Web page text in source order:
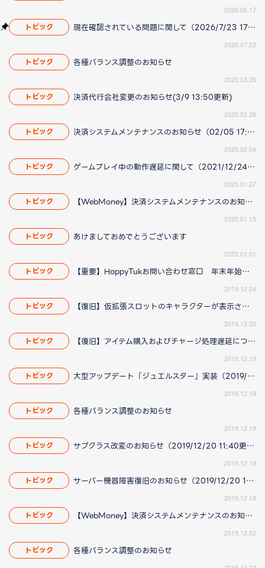
2026.06.17
トピック 現在確認されている問題に関して（2026/7/23 17:00更新）
2026.07.23
トピック 各種バランス調整のお知らせ
2020.03.26
トピック 決済代行会社変更のお知らせ(3/9 13:50更新)
2020.02.28
トピック 決済システムメンテナンスのお知らせ（02/05 17:12 更新）
2020.02.04
トピック ゲームプレイ中の動作遅延に関して（2021/12/24 18:40更新）
2020.01.27
トピック 【WebMoney】決済システムメンテナンスのお知らせ
2020.01.15
トピック あけましておめでとうございます
2020.01.01
トピック 【重要】HappyTukお問い合わせ窓口 年末年始の営業についてのお知らせ
2019.12.24
トピック 【復旧】仮拡張スロットのキャラクターが表示されない問題に関して（2019/12/20 17:38更新）
2019.12.20
トピック 【復旧】アイテム購入およびチャージ処理遅延について
2019.12.19
トピック 大型アップデート「ジュエルスター」実装（2019/12/20 14:42更新）
2019.12.19
トピック 各種バランス調整のお知らせ
2019.12.19
トピック サブクラス改変のお知らせ（2019/12/20 11:40更新）
2019.12.19
トピック サーバー機器障害復旧のお知らせ（2019/12/20 15:38更新）
2019.12.18
トピック 【WebMoney】決済システムメンテナンスのお知らせ
2019.12.02
トピック 各種バランス調整のお知らせ